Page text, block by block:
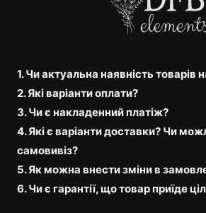
1. Чи актуальна наявність товарів
2. Які варіанти оплати?
3. Чи є накладенний платіж?
4. Які є варіанти доставки? Чи
самовивіз?
5. Як можна внести зміни в
6. Чи є гарантії, що товар приїде